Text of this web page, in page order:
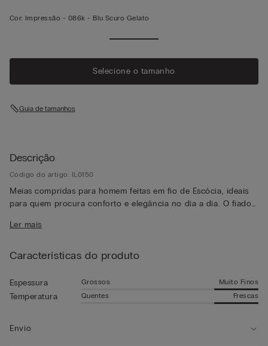
Cor: Impressão - 086k - Blu Scuro Gelato
Selecione o tamanho
Guia de tamanhos
Descrição
Código do artigo: IL0150
Meias compridas para homem feitas em fio de Escócia, ideais
para quem procura conforto e elegância no dia a dia. O fiado
sensação de frescura durante todo o dia.
Ler mais
Características do produto
Espessura Grossos Muito Finos
Temperatura Quentes Frescas
Envio